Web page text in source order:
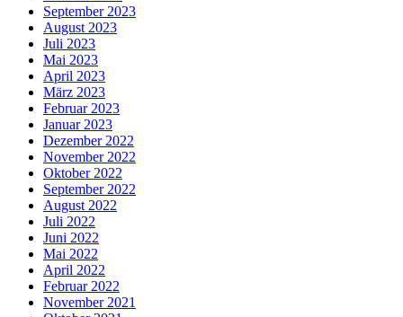
September 2023
August 2023
Juli 2023
Mai 2023
April 2023
März 2023
Februar 2023
Januar 2023
Dezember 2022
November 2022
Oktober 2022
September 2022
August 2022
Juli 2022
Juni 2022
Mai 2022
April 2022
Februar 2022
November 2021